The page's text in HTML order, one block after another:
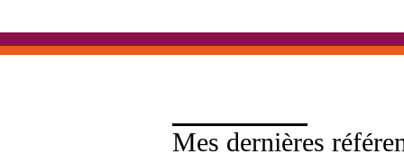
Mes dernières